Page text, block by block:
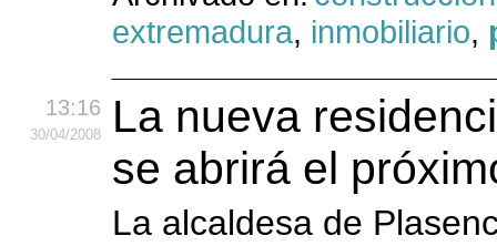
extremadura, inmobiliario,
13:16
30/04/2008
La nueva
se abrirá el
La alcaldesa de